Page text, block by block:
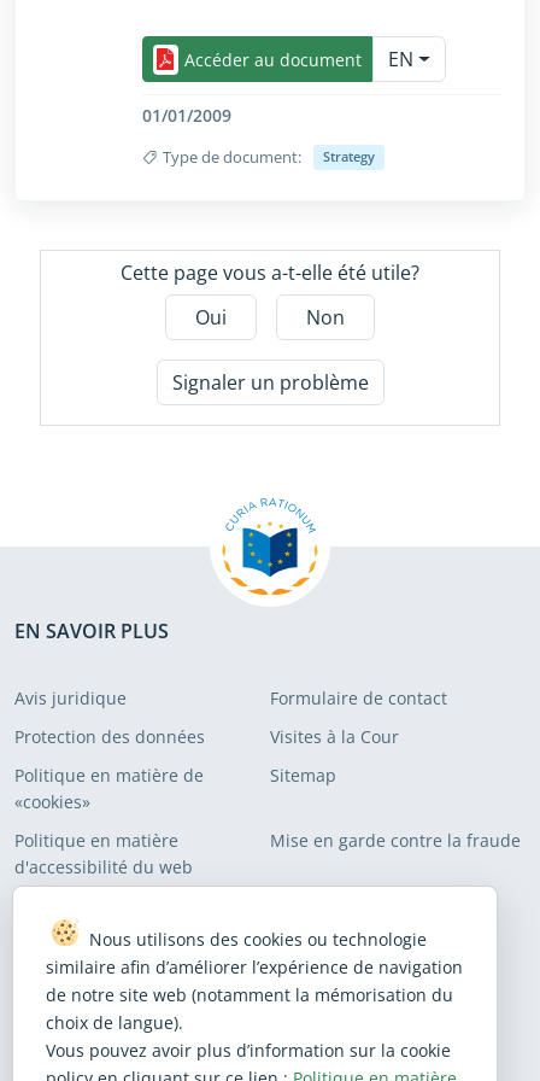
Accéder au document
EN
01/01/2009
Type de document: Strategy
Cette page vous a-t-elle été utile?
Oui
Non
Signaler un problème
EN SAVOIR PLUS
Avis juridique
Formulaire de contact
Protection des données
Visites à la Cour
Politique en matière de
«cookies»
Sitemap
Politique en matière
d'accessibilité du web
Mise en garde contre la fraude
ABONNEMENT AUX LISTES DE DIFFUSION
Abonnez-vous pour recevoir nos dernières informations.
S’abonner
Nous utilisons des cookies ou technologie
similaire afin d’améliorer l’expérience de navigation
de notre site web (notamment la mémorisation du
choix de langue).
Vous pouvez avoir plus d’information sur la cookie